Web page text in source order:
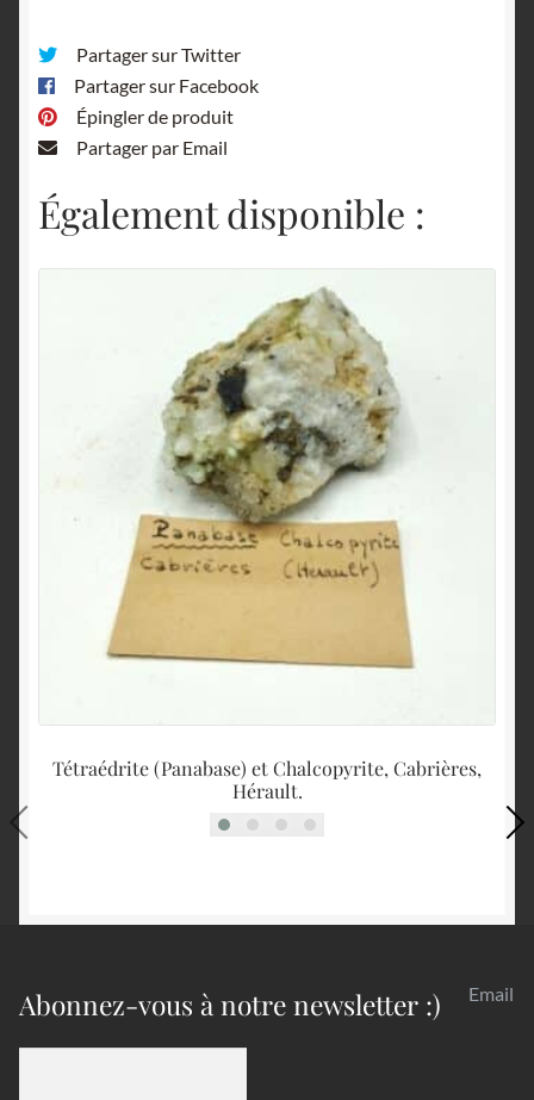
Brésil.Partager sur Twitter
Partager sur Facebook
Épingler de produit
Partager par Email
Également disponible :
Tétraédrite (Panabase) et Chalcopyrite, Cabrières,
Hérault.
Abonnez-vous à notre newsletter :) Email